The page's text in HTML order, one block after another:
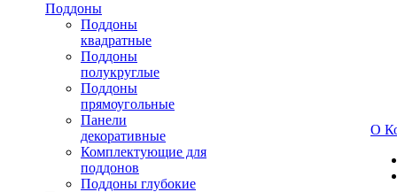
Поддоны
Поддоны
квадратные
Поддоны
полукруглые
Поддоны
прямоугольные
Панели
декоративные
Комплектующие для
поддонов
Поддоны глубокие
О